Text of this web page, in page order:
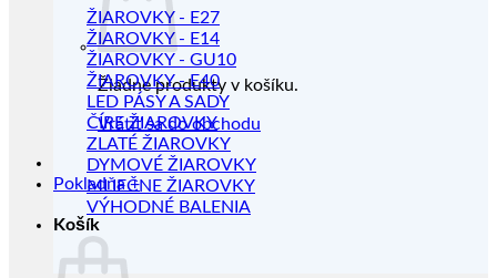
Žiadne produkty v košíku.
Vrátiť sa do obchodu
Pokladňa +
Košík
ŽIAROVKY - E27
ŽIAROVKY - E14
ŽIAROVKY - GU10
ŽIAROVKY - E40
LED PÁSY A SADY
ČÍRE ŽIAROVKY
ZLATÉ ŽIAROVKY
DYMOVÉ ŽIAROVKY
MLIEČNE ŽIAROVKY
VÝHODNÉ BALENIA